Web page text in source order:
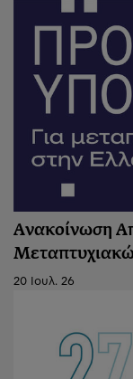
Ανακοίνωση
20 Ιουλ. 26